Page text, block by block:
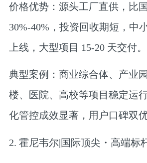
价格优势：源头工厂直供，比
30%-40%，投资回收期短，中
上线，大型项目 15-20 天交付。
典型案例：商业综合体、产业
楼、医院、高校等项目稳定运
化管控成效显著，用户口碑双优
2. 霍尼韦尔|国际顶尖・高端标